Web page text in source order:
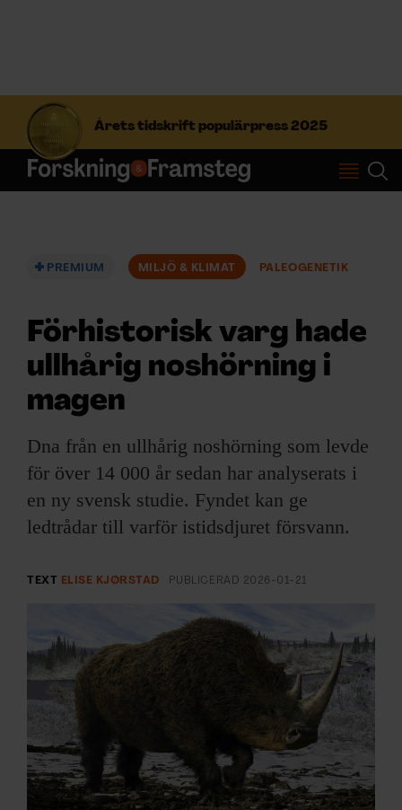
Årets tidskrift populärpress 2025
S
f
t
Prenumerera
ÄMNEN
ARKIV & E-TIDNING
LYSSNA/PODD
EVENEMANG & RESOR
SKRIV I F&F
PRENUMERERA PÅ F&F
ANNONSERA I F&F
OM F&F
PREMIUM MILJÖ & KLIMAT PALEOGENETIK
Förhistorisk varg hade
ullhårig noshörning i
magen
Dna från en ullhårig noshörning som levde
för över 14 000 år sedan har analyserats i
en ny svensk studie. Fyndet kan ge
ledtrådar till varför istidsdjuret försvann.
TEXT ELISE KJØRSTAD PUBLICERAD 2026-01-21